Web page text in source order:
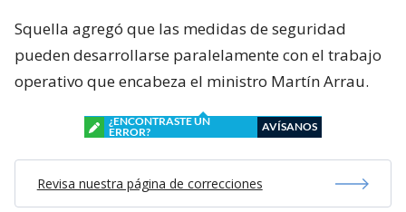
Squella agregó que las medidas de seguridad
pueden desarrollarse paralelamente con el trabajo
operativo que encabeza el ministro Martín Arrau.
¿ENCONTRASTE UN
ERROR?
AVÍSANOS
Revisa nuestra página de correcciones